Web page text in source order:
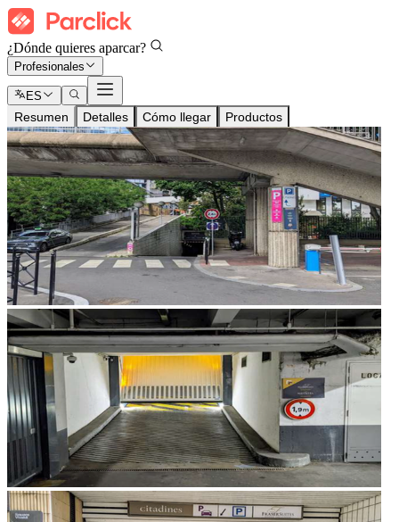
¿Dónde quieres aparcar?
Profesionales
ES
Resumen Detalles Cómo llegar Productos